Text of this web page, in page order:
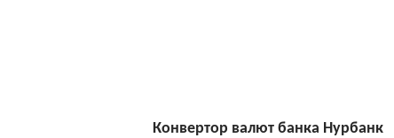
Конвертoр валют банка Нурбанк